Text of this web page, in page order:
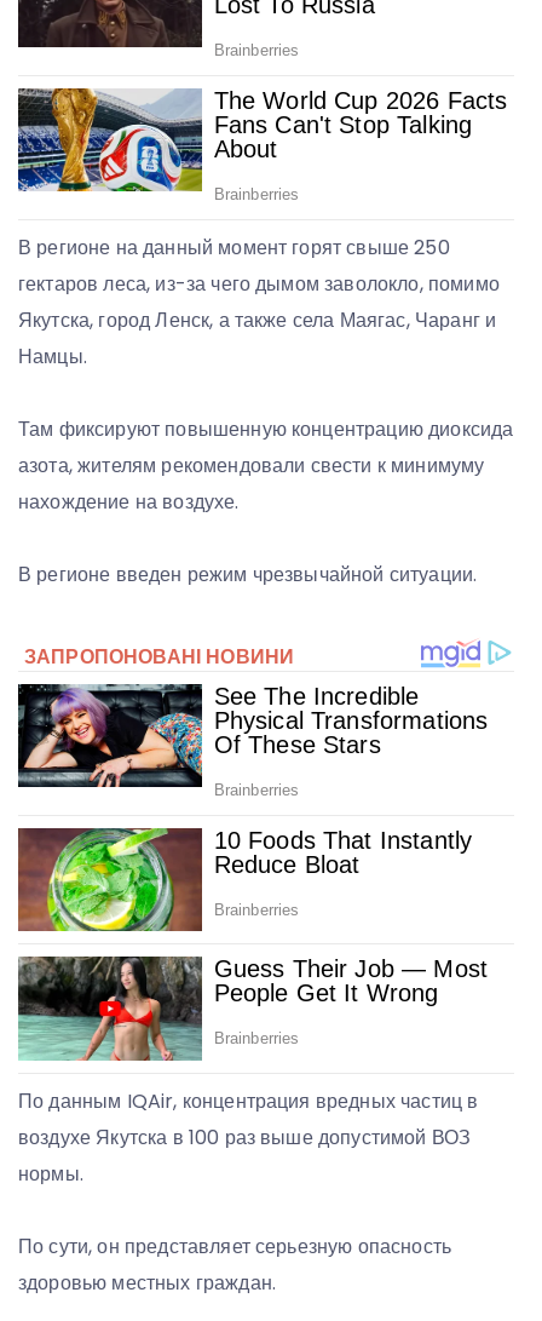
В регионе на данный момент горят свыше 250
гектаров леса, из-за чего дымом заволокло, помимо
Якутска, город Ленск, а также села Маягас, Чаранг и
Намцы.
Там фиксируют повышенную концентрацию диоксида
азота, жителям рекомендовали свести к минимуму
нахождение на воздухе.
В регионе введен режим чрезвычайной ситуации.
По данным IQAir, концентрация вредных частиц в
воздухе Якутска в 100 раз выше допустимой ВОЗ
нормы.
По сути, он представляет серьезную опасность
здоровью местных граждан.